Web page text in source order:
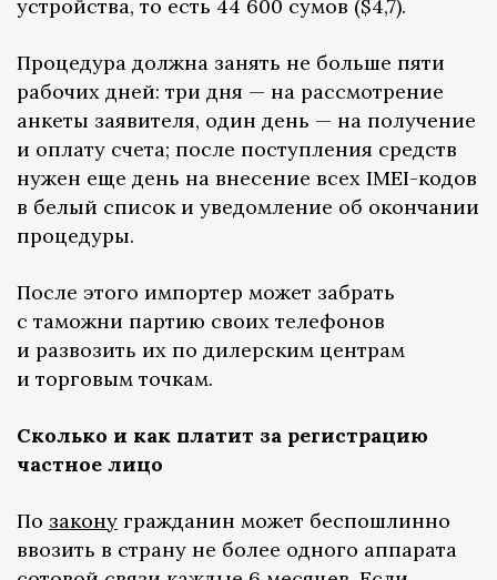
устройства, то есть 44 600 сумов ($4,7).
Процедура должна занять не больше пяти
рабочих дней: три дня — на рассмотрение
анкеты заявителя, один день — на получение
и оплату счета; после поступления средств
нужен еще день на внесение всех IMEI-кодов
в белый список и уведомление об окончании
процедуры.
После этого импортер может забрать
с таможни партию своих телефонов
и развозить их по дилерским центрам
и торговым точкам.
Сколько и как платит за регистрацию
частное лицо
По закону гражданин может беспошлинно
ввозить в страну не более одного аппарата